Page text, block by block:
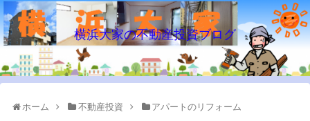
横浜大家の不動産投資ブログ
ホーム 不動産投資 アパートのリフォーム